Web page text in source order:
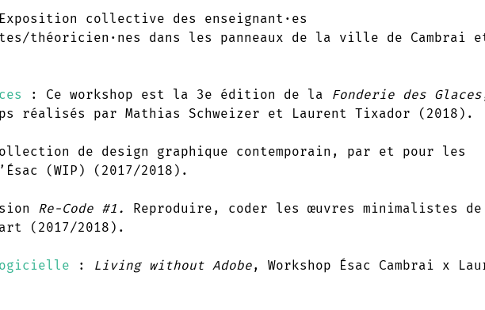
collective des enseignant·es
théoricien·nes dans les panneaux de la ville de Cambrai
: Ce workshop est la 3e édition de la Fonderie des Glaces
réalisés par Mathias Schweizer et Laurent Tixador (2018).
de design graphique contemporain, par et pour les
(WIP) (2017/2018).
Re-Code #1.
Reproduire, coder les œuvres minimalistes de
(2017/2018).
: Living without Adobe, Workshop Ésac Cambrai x